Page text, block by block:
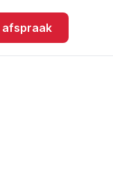
afspraak